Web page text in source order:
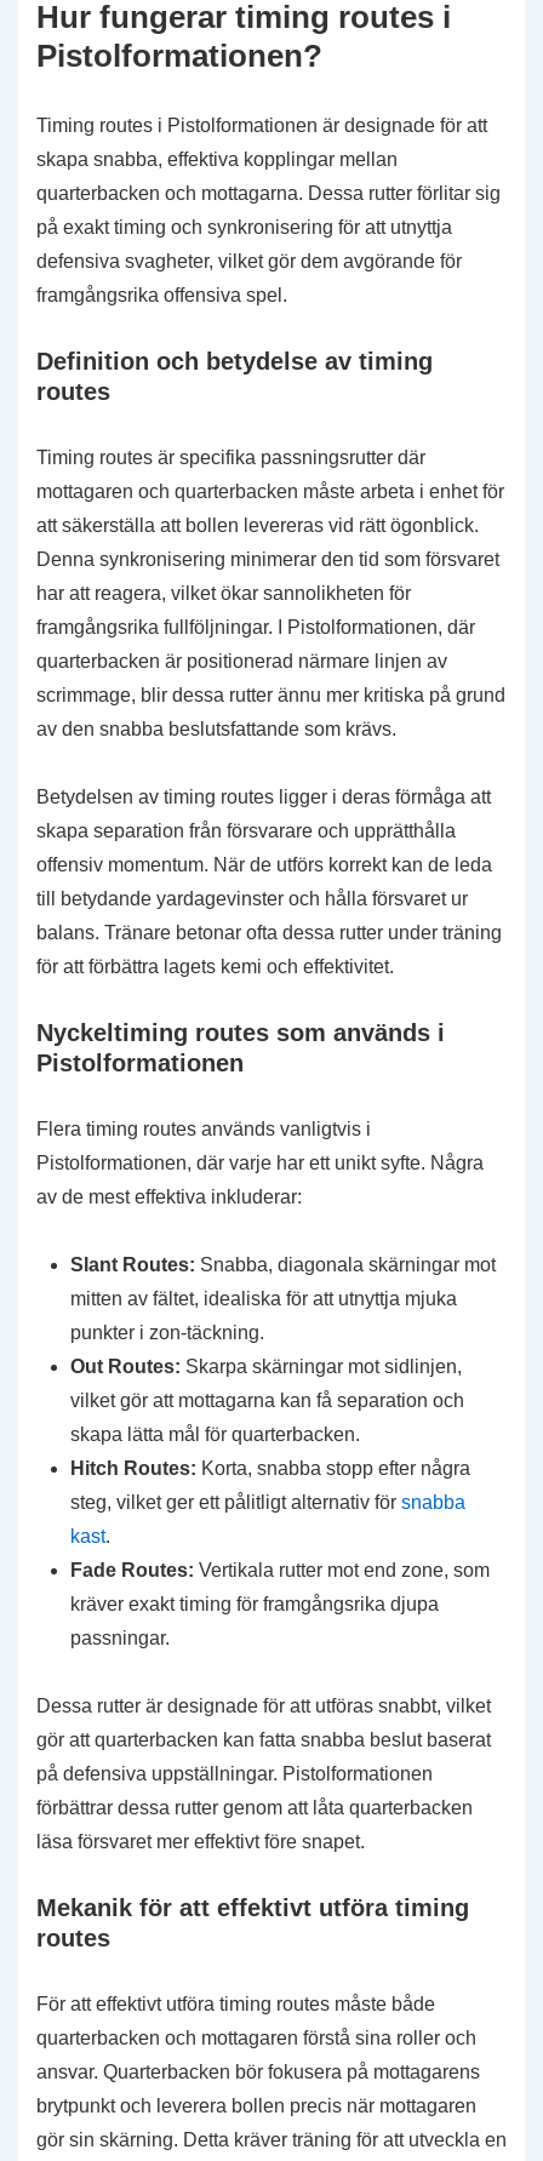
Hur fungerar timing routes i
Pistolformationen?
Timing routes i Pistolformationen är designade för att
skapa snabba, effektiva kopplingar mellan
quarterbacken och mottagarna. Dessa rutter förlitar sig
på exakt timing och synkronisering för att utnyttja
defensiva svagheter, vilket gör dem avgörande för
framgångsrika offensiva spel.
Definition och betydelse av timing
routes
Timing routes är specifika passningsrutter där
mottagaren och quarterbacken måste arbeta i enhet för
att säkerställa att bollen levereras vid rätt ögonblick.
Denna synkronisering minimerar den tid som försvaret
har att reagera, vilket ökar sannolikheten för
framgångsrika fullföljningar. I Pistolformationen, där
quarterbacken är positionerad närmare linjen av
scrimmage, blir dessa rutter ännu mer kritiska på grund
av den snabba beslutsfattande som krävs.
Betydelsen av timing routes ligger i deras förmåga att
skapa separation från försvarare och upprätthålla
offensiv momentum. När de utförs korrekt kan de leda
till betydande yardagevinster och hålla försvaret ur
balans. Tränare betonar ofta dessa rutter under träning
för att förbättra lagets kemi och effektivitet.
Nyckeltiming routes som används i
Pistolformationen
Flera timing routes används vanligtvis i
Pistolformationen, där varje har ett unikt syfte. Några
av de mest effektiva inkluderar:
Slant Routes: Snabba, diagonala skärningar mot
mitten av fältet, idealiska för att utnyttja mjuka
punkter i zon-täckning.
Out Routes: Skarpa skärningar mot sidlinjen,
vilket gör att mottagarna kan få separation och
skapa lätta mål för quarterbacken.
Hitch Routes: Korta, snabba stopp efter några
steg, vilket ger ett pålitligt alternativ för snabba
kast.
Fade Routes: Vertikala rutter mot end zone, som
kräver exakt timing för framgångsrika djupa
passningar.
Dessa rutter är designade för att utföras snabbt, vilket
gör att quarterbacken kan fatta snabba beslut baserat
på defensiva uppställningar. Pistolformationen
förbättrar dessa rutter genom att låta quarterbacken
läsa försvaret mer effektivt före snapet.
Mekanik för att effektivt utföra timing
routes
För att effektivt utföra timing routes måste både
quarterbacken och mottagaren förstå sina roller och
ansvar. Quarterbacken bör fokusera på mottagarens
brytpunkt och leverera bollen precis när mottagaren
gör sin skärning. Detta kräver träning för att utveckla en